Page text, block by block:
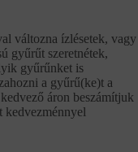
változna ízlésetek, vagy
gyűrűt szeretnétek,
gyűrűnket is
a gyűrű(ke)t a
áron beszámítjuk
kedvezménnyel